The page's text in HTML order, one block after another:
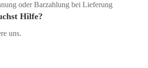
oder Barzahlung bei Lieferung
Hilfe?
uns.